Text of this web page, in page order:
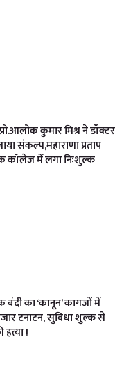
कुमार मिश्र ने डॉक्टर
संकल्प,महाराणा प्रताप
कॉलेज में लगा निःशुल्क
बंदी का ‘कानून’ कागजों में
टनाटन, सुविधा शुल्क से
हत्या !